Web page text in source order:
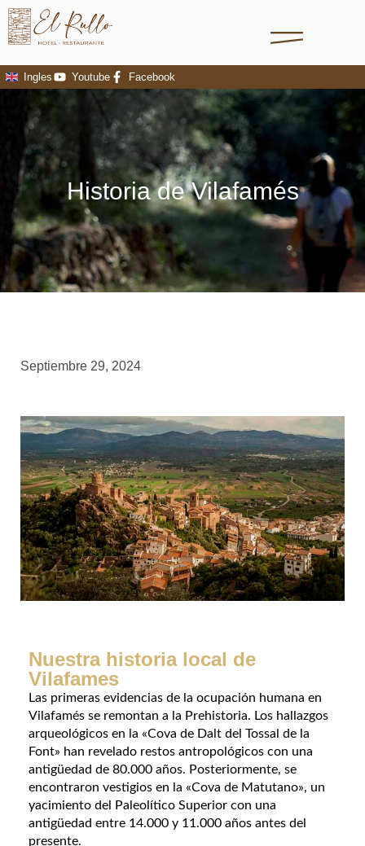
Ingles Youtube Facebook
Historia de Vilafamés
Septiembre 29, 2024
Nuestra historia local de
Vilafames
Las primeras evidencias de la ocupación humana en
Vilafamés se remontan a la Prehistoria. Los hallazgos
arqueológicos en la «Cova de Dalt del Tossal de la
Font» han revelado restos antropológicos con una
antigüedad de 80.000 años. Posteriormente, se
encontraron vestigios en la «Cova de Matutano», un
yacimiento del Paleolítico Superior con una
antigüedad entre 14.000 y 11.000 años antes del
presente.